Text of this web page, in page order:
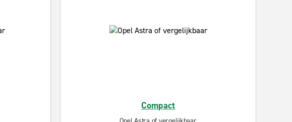
Compact